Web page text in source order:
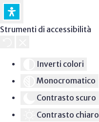
Strumenti di accessibilità
Inverti colori
Monocromatico
Contrasto scuro
Contrasto chiaro